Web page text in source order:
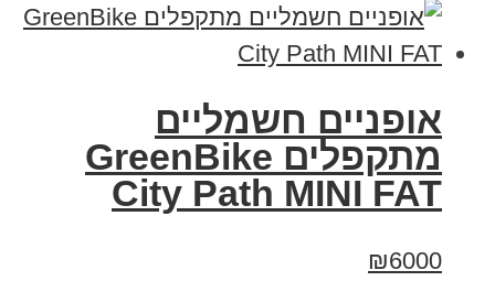
אופניים חשמליים
‏מתקפלים GreenBike
City Path MINI FAT
₪6000